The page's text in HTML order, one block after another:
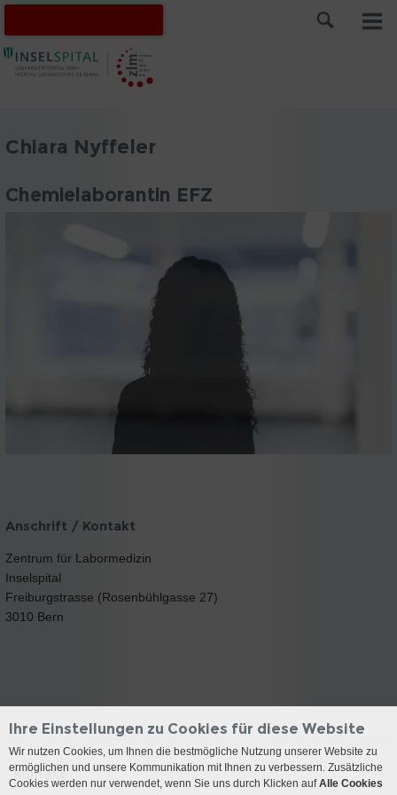
Chiara Nyffeler
Chemielaborantin EFZ
Anschrift / Kontakt
Zentrum für Labormedizin
Inselspital
Freiburgstrasse (Rosenbühlgasse 27)
3010 Bern
Kontakt
Ihre Einstellungen zu Cookies für diese Website
Wir nutzen Cookies, um Ihnen die bestmögliche Nutzung unserer Website zu
ermöglichen und unsere Kommunikation mit Ihnen zu verbessern. Zusätzliche
Cookies werden nur verwendet, wenn Sie uns durch Klicken aufAlle Cookies